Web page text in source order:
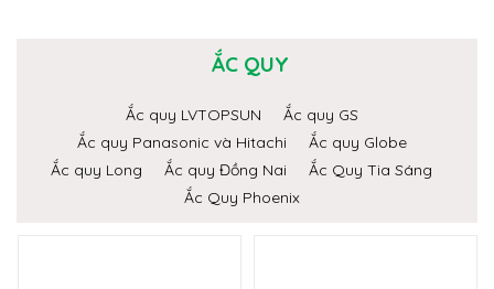
ẮC QUY
Ắc quy LVTOPSUN
Ắc quy GS
Ắc quy Panasonic và Hitachi
Ắc quy Globe
Ắc quy Long
Ắc quy Đồng Nai
Ắc Quy Tia Sáng
Ắc Quy Phoenix